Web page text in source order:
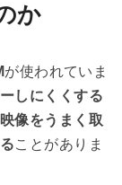
か
が使われていま
しにくくする
像をうまく取
ことがありま